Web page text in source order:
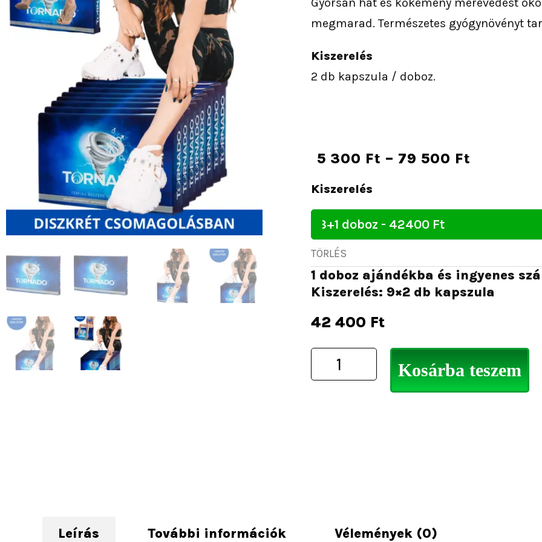
megmarad. Természetes gyógynövényt
Kiszerelés
2 db kapszula / doboz.
5 300 Ft – 79 500 Ft
-
500 Ft
Kiszerelés
TÖRLÉS
1 doboz ajándékba és ingyenes
Kiszerelés: 9×2 db kapszula
42 400 Ft
Tornado+
mennyiség
Kosárba teszem
Leírás További információk Vélemények (0)